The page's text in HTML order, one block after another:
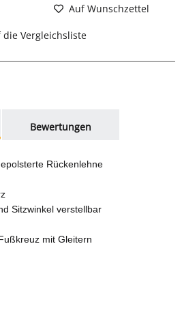
Auf Wunschzettel
die Vergleichsliste
Bewertungen
Rückenlehne
Sitzwinkel verstellbar
mit Gleitern